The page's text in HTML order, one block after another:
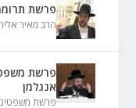
פרשת
הרב מאיר
פרשת
אנגלמן
פרשת